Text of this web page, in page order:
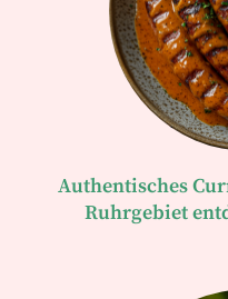
Authentisches
Ruhrgebiet